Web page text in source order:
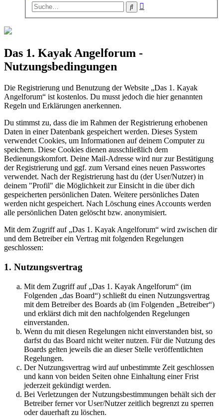
Suche
Das 1. Kayak Angelforum -
Nutzungsbedingungen
Die Registrierung und Benutzung der Website „Das 1. Kayak
Angelforum“ ist kostenlos. Du musst jedoch die hier genannten
Regeln und Erklärungen anerkennen.
Du stimmst zu, dass die im Rahmen der Registrierung erhobenen
Daten in einer Datenbank gespeichert werden. Dieses System
verwendet Cookies, um Informationen auf deinem Computer zu
speichern. Diese Cookies dienen ausschließlich dem
Bedienungskomfort. Deine Mail-Adresse wird nur zur Bestätigung
der Registrierung und ggf. zum Versand eines neuen Passwortes
verwendet. Nach der Registrierung hast du (der User/Nutzer) in
deinem "Profil" die Möglichkeit zur Einsicht in die über dich
gespeicherten persönlichen Daten. Weitere persönliches Daten
werden nicht gespeichert. Nach Löschung eines Accounts werden
alle persönlichen Daten gelöscht bzw. anonymisiert.
Mit dem Zugriff auf „Das 1. Kayak Angelforum“ wird zwischen dir
und dem Betreiber ein Vertrag mit folgenden Regelungen
geschlossen:
1. Nutzungsvertrag
Mit dem Zugriff auf „Das 1. Kayak Angelforum“ (im
Folgenden „das Board“) schließt du einen Nutzungsvertrag
mit dem Betreiber des Boards ab (im Folgenden „Betreiber“)
und erklärst dich mit den nachfolgenden Regelungen
einverstanden.
Wenn du mit diesen Regelungen nicht einverstanden bist, so
darfst du das Board nicht weiter nutzen. Für die Nutzung des
Boards gelten jeweils die an dieser Stelle veröffentlichten
Regelungen.
Der Nutzungsvertrag wird auf unbestimmte Zeit geschlossen
und kann von beiden Seiten ohne Einhaltung einer Frist
jederzeit gekündigt werden.
Bei Verletzungen der Nutzungsbestimmungen behält sich der
Betreiber ferner vor User/Nutzer zeitlich begrenzt zu sperren
oder dauerhaft zu löschen.